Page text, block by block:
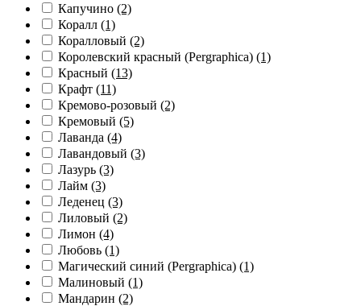
Капучино (2)
Коралл (1)
Коралловый (2)
Королевский красный (Pergraphica) (1)
Красный (13)
Крафт (11)
Кремово-розовый (2)
Кремовый (5)
Лаванда (4)
Лавандовый (3)
Лазурь (3)
Лайм (3)
Леденец (3)
Лиловый (2)
Лимон (4)
Любовь (1)
Магический синий (Pergraphica) (1)
Малиновый (1)
Мандарин (2)